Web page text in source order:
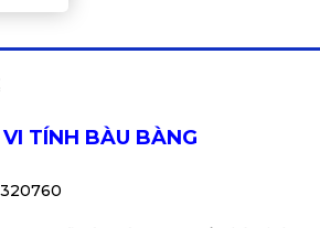
TÍNH BÀU BÀNG